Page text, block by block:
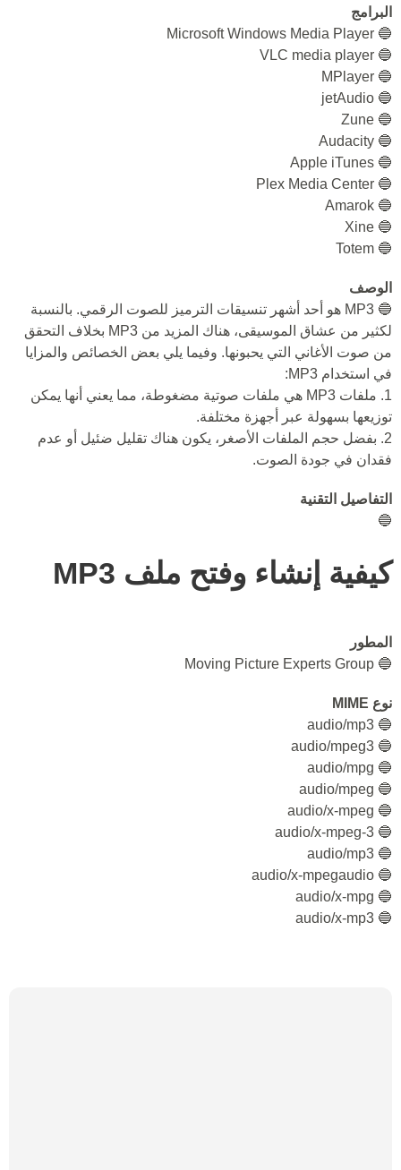
البرامج
🔵 Microsoft Windows Media Player
🔵 VLC media player
🔵 MPlayer
🔵 jetAudio
🔵 Zune
🔵 Audacity
🔵 Apple iTunes
🔵 Plex Media Center
🔵 Amarok
🔵 Xine
🔵 Totem
الوصف
🔵 MP3 هو أحد أشهر تنسيقات الترميز للصوت الرقمي. بالنسبة
لكثير من عشاق الموسيقى، هناك المزيد من MP3 بخلاف التحقق
من صوت الأغاني التي يحبونها. وفيما يلي بعض الخصائص والمزايا
في استخدام MP3:
1. ملفات MP3 هي ملفات صوتية مضغوطة، مما يعني أنها يمكن
توزيعها بسهولة عبر أجهزة مختلفة.
2. بفضل حجم الملفات الأصغر، يكون هناك تقليل ضئيل أو عدم
فقدان في جودة الصوت.
التفاصيل التقنية
🔵
كيفية إنشاء وفتح ملف MP3
المطور
🔵 Moving Picture Experts Group
نوع MIME
🔵 audio/mp3
🔵 audio/mpeg3
🔵 audio/mpg
🔵 audio/mpeg
🔵 audio/x-mpeg
🔵 audio/x-mpeg-3
🔵 audio/mp3
🔵 audio/x-mpegaudio
🔵 audio/x-mpg
🔵 audio/x-mp3